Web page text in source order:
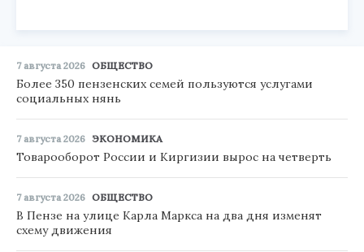
7 августа 2026 ОБЩЕСТВО
Более 350 пензенских семей пользуются услугами
социальных нянь
7 августа 2026 ЭКОНОМИКА
Товарооборот России и Киргизии вырос на четверть
7 августа 2026 ОБЩЕСТВО
В Пензе на улице Карла Маркса на два дня изменят
схему движения